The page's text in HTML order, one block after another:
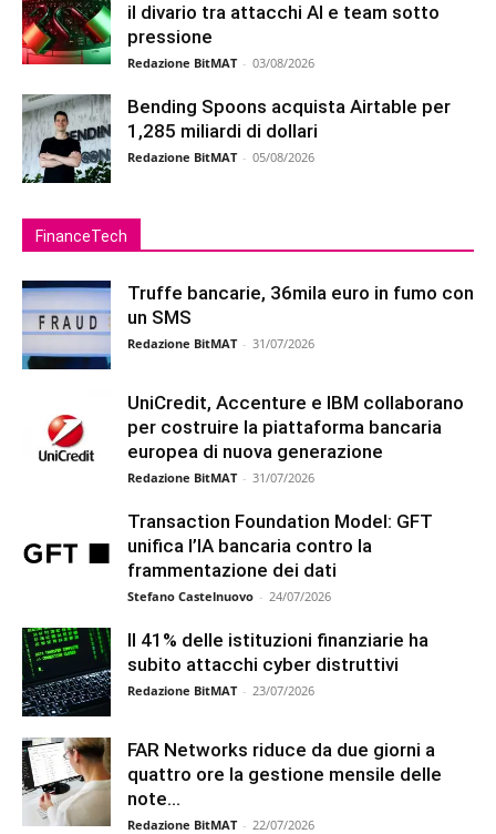
il divario tra attacchi AI e team sotto
pressione
Redazione BitMAT - 03/08/2026
Bending Spoons acquista Airtable per
1,285 miliardi di dollari
Redazione BitMAT - 05/08/2026
FinanceTech
Truffe bancarie, 36mila euro in fumo con
un SMS
Redazione BitMAT - 31/07/2026
UniCredit, Accenture e IBM collaborano
per costruire la piattaforma bancaria
europea di nuova generazione
Redazione BitMAT - 31/07/2026
Transaction Foundation Model: GFT
unifica l’IA bancaria contro la
frammentazione dei dati
Stefano Castelnuovo - 24/07/2026
Il 41% delle istituzioni finanziarie ha
subito attacchi cyber distruttivi
Redazione BitMAT - 23/07/2026
FAR Networks riduce da due giorni a
quattro ore la gestione mensile delle
note...
Redazione BitMAT - 22/07/2026